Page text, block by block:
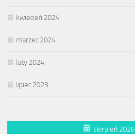
kwiecień 2024
marzec 2024
luty 2024
lipiec 2023
sierpień 2026